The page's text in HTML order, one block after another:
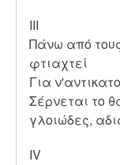
ΙΙΙ
Πάνω από
φτιαχτεί
Για
Σέρνεται το
γλοιώδες,
ΙV